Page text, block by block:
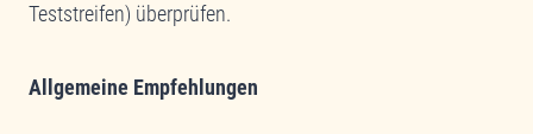
Teststreifen) überprüfen.
Allgemeine Empfehlungen